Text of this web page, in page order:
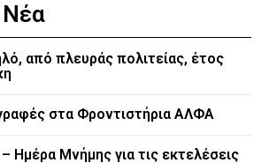
από πλευράς πολιτείας, έτος
στα Φροντιστήρια ΑΛΦΑ
Ημέρα Μνήμης για τις εκτελέσεις